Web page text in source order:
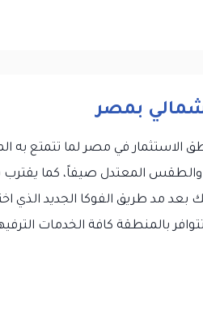
بمصر
الاستثمار في مصر لما تتمتع به
والطقس المعتدل صيفاً، كما
بعد مد طريق الفوكا الجديد الذي
نحو 100 كم، كما تتوافر بالمنطقة كافة